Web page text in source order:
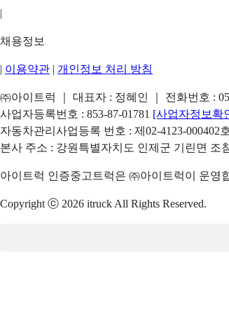
|
채용정보
| 이용약관 | 개인정보 처리 방침
㈜아이트럭 ｜ 대표자 : 정혜인 ｜ 전화번호 :
사업자등록번호 : 853-87-01781 [사업자정보확
자동차관리사업등록 번호 : 제02-4123-
본사 주소 : 강원특별자치도 인제군 기린면 조
아이트럭 인증중고트럭은 ㈜아이트럭이 운영
Copyright ⓒ 2026 itruck All Rights Reserved.